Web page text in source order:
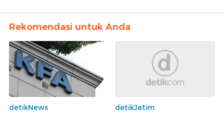
Rekomendasi untuk Anda
detikNews
detikJatim